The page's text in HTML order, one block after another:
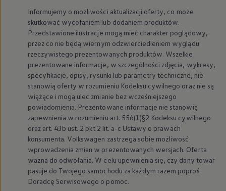
Elektromobilność dla firm
Skonfiguruj Volkswagena
Poradnik kupującego
Volkswagen dla biznesu
Serwis, akcesoria i aktualizacje
myVolkswagen
Serwis i części
Przegląd okresowy
Naprawy i przeglądy
Olej silnikowy i płyny eksploatacyjne
Koła i opony
Pomoc w razie wypadku i awarii
Serwis i części na raty
Pakiet przeglądów dla Twojego Volkswagena
Badanie satysfakcji klienta – oceń nasz serwis
Ubezpieczenie opon
Akcesoria
Sklep online akcesoriów
Koła zimowe
Personalizacja
Informujemy o możliwości aktualizacji oferty, co może
skutkować wycofaniem lub dodaniem produktów.
Przedstawione ilustracje mogą mieć charakter poglądowy,
przez co nie będą wiernym odzwierciedleniem wyglądu
rzeczywistego prezentowanych produktów. Wszelkie
prezentowane informacje, w szczególności zdjęcia, wykresy,
specyfikacje, opisy, rysunki lub parametry techniczne, nie
stanowią oferty w rozumieniu Kodeksu cywilnego oraz nie są
wiążące i mogą ulec zmianie bez wcześniejszego
powiadomienia. Prezentowane informacje nie stanowią
zapewnienia w rozumieniu art. 556(1)§2 Kodeksu cywilnego
oraz art. 43b ust. 2 pkt 2 lit. a-c Ustawy o prawach
konsumenta. Volkswagen zastrzega sobie możliwość
wprowadzenia zmian w prezentowanych wersjach. Oferta
ważna do odwołania. W celu upewnienia się, czy dany towar
pasuje do Twojego samochodu za każdym razem poproś
Doradcę Serwisowego o pomoc.